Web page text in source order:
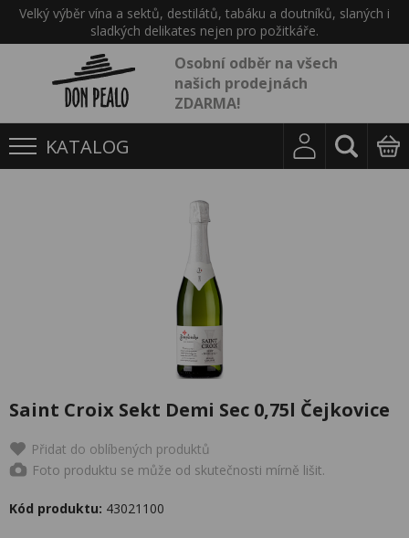
Velký výběr vína a sektů, destilátů, tabáku a doutníků, slaných i
sladkých delikates nejen pro požitkáře.
Osobní odběr na všech
našich prodejnách
ZDARMA!
KATALOG
Saint Croix Sekt Demi Sec 0,75l Čejkovice
Přidat do oblíbených produktů
Foto produktu se může od skutečnosti mírně lišit.
Kód produktu: 43021100